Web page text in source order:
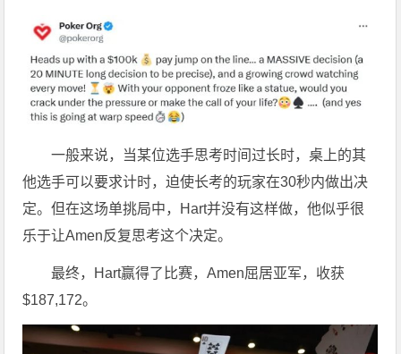
一般来说，当某位选手思考时间过长时，桌上的其
他选手可以要求计时，迫使长考的玩家在30秒内做出决
定。但在这场单挑局中，Hart并没有这样做，他似乎很
乐于让Amen反复思考这个决定。
最终，Hart赢得了比赛，Amen屈居亚军，收获
$187,172。